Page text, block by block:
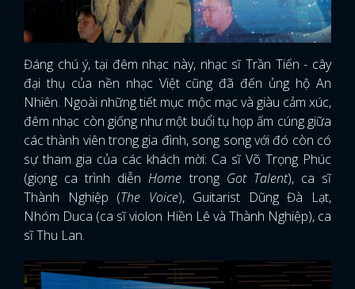
Đáng chú ý, tại đêm nhạc này, nhạc sĩ Trần Tiến - cây
đại thụ của nền nhạc Việt cũng đã đến ủng hộ An
Nhiên. Ngoài những tiết mục mộc mạc và giàu cảm xúc,
đêm nhạc còn giống như một buổi tụ họp ấm cúng giữa
các thành viên trong gia đình, song song với đó còn có
sự tham gia của các khách mời: Ca sĩ Võ Trọng Phúc
(giọng ca trình diễnHome trong Got Talent), ca sĩ
Thành Nghiệp (The Voice), Guitarist Dũng Đà Lạt,
Nhóm Duca (ca sĩ violon Hiền Lê và Thành Nghiệp), ca
sĩ Thu Lan.